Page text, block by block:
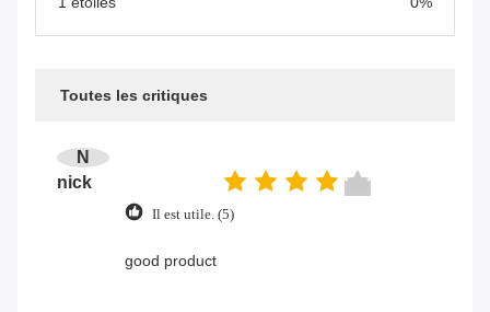
Toutes les critiques
N
nick
Il est utile. (5)
good product